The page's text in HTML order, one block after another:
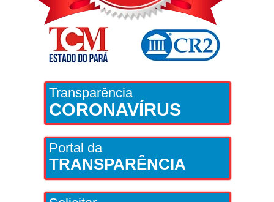
Transparência
CORONAVÍRUS
Portal da
TRANSPARÊNCIA